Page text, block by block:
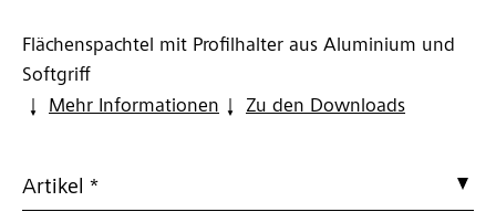
Flächenspachtel mit Profilhalter aus Aluminium und
Softgriff
Mehr Informationen
Zu den Downloads
Artikel *